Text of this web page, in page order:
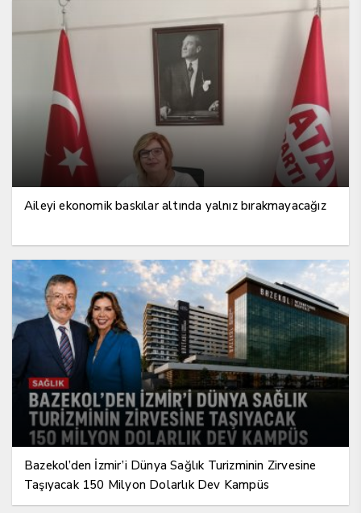
Aileyi ekonomik baskılar altında yalnız bırakmayacağız
Bazekol’den İzmir’i Dünya Sağlık Turizminin Zirvesine
Taşıyacak 150 Milyon Dolarlık Dev Kampüs